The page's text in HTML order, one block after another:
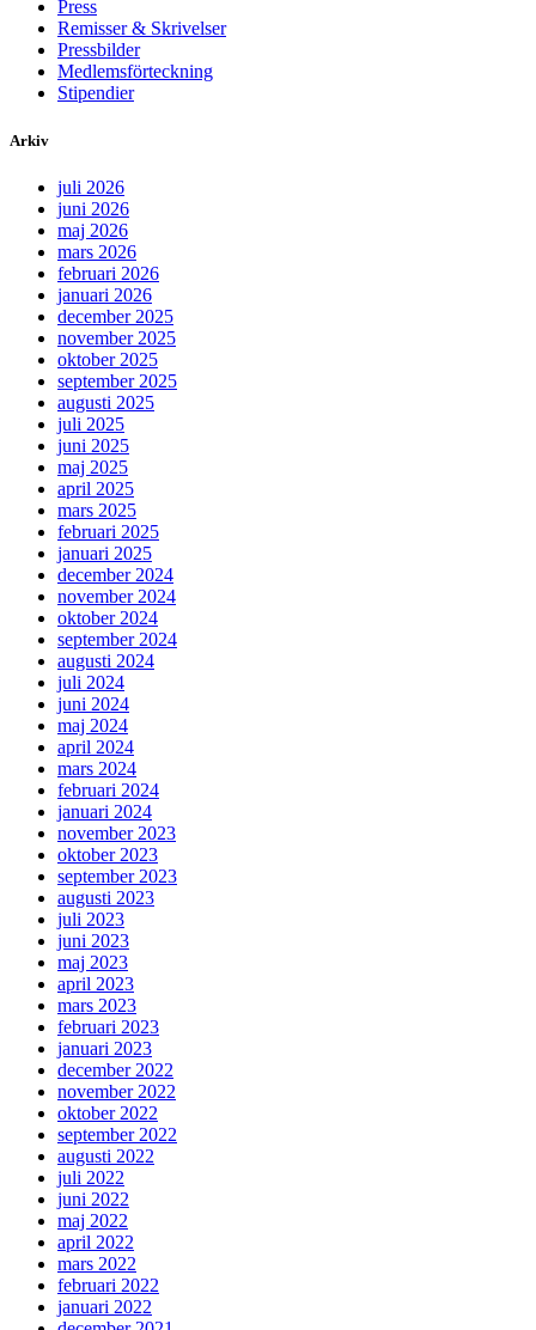
Press
Remisser & Skrivelser
Pressbilder
Medlemsförteckning
Stipendier
Arkiv
juli 2026
juni 2026
maj 2026
mars 2026
februari 2026
januari 2026
december 2025
november 2025
oktober 2025
september 2025
augusti 2025
juli 2025
juni 2025
maj 2025
april 2025
mars 2025
februari 2025
januari 2025
december 2024
november 2024
oktober 2024
september 2024
augusti 2024
juli 2024
juni 2024
maj 2024
april 2024
mars 2024
februari 2024
januari 2024
november 2023
oktober 2023
september 2023
augusti 2023
juli 2023
juni 2023
maj 2023
april 2023
mars 2023
februari 2023
januari 2023
december 2022
november 2022
oktober 2022
september 2022
augusti 2022
juli 2022
juni 2022
maj 2022
april 2022
mars 2022
februari 2022
januari 2022